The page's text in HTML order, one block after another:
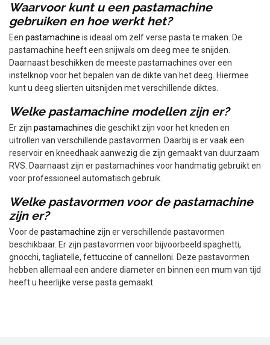
Waarvoor kunt u een pastamachine
gebruiken en hoe werkt het?
Een pastamachine is ideaal om zelf verse pasta te maken. De
pastamachine heeft een snijwals om deeg mee te snijden.
Daarnaast beschikken de meeste pastamachines over een
instelknop voor het bepalen van de dikte van het deeg. Hiermee
kunt u deeg slierten uitsnijden met verschillende diktes.
Welke pastamachine modellen zijn er?
Er zijn pastamachines die geschikt zijn voor het kneden en
uitrollen van verschillende pastavormen. Daarbij is er vaak een
reservoir en kneedhaak aanwezig die zijn gemaakt van duurzaam
RVS. Daarnaast zijn er pastamachines voor handmatig gebruikt en
voor professioneel automatisch gebruik.
Welke pastavormen voor de pastamachine
zijn er?
Voor de pastamachine zijn er verschillende pastavormen
beschikbaar. Er zijn pastavormen voor bijvoorbeeld spaghetti,
gnocchi, tagliatelle, fettuccine of cannelloni. Deze pastavormen
hebben allemaal een andere diameter en binnen een mum van tijd
heeft u heerlijke verse pasta gemaakt.